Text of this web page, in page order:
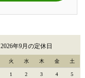
2026年9月の定休日
火 水 木 金 土
1 2 3 4 5